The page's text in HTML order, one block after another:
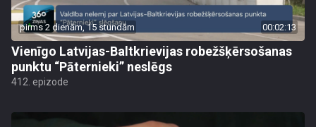
pirms 2 dienām, 15 stundām 00:02:13
Vienīgo Latvijas-Baltkrievijas robežšķērsošanas
punktu “Pāternieki” neslēgs
412. epizode